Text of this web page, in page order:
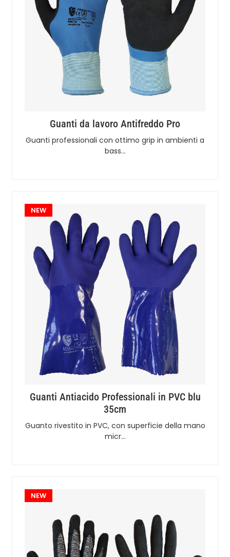
Guanti da lavoro Antifreddo Pro
Guanti professionali con ottimo grip in ambienti a
bass…
NEW
Guanti Antiacido Professionali in PVC blu
35cm
Guanto rivestito in PVC, con superficie della mano
micr…
NEW